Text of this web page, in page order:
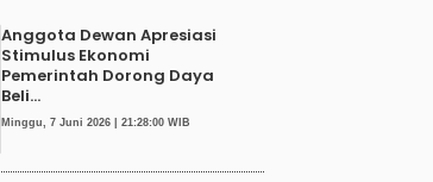
Anggota Dewan Apresiasi
Stimulus Ekonomi
Pemerintah Dorong Daya
Beli...
Minggu, 7 Juni 2026 | 21:28:00 WIB